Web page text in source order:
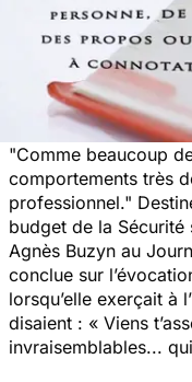
"Comme beaucoup
comportements très
professionnel."
budget de la Sécurité
Agnès Buzyn au
conclue sur
lorsqu’elle exerçait à
disaient : « Viens
invraisemblables...